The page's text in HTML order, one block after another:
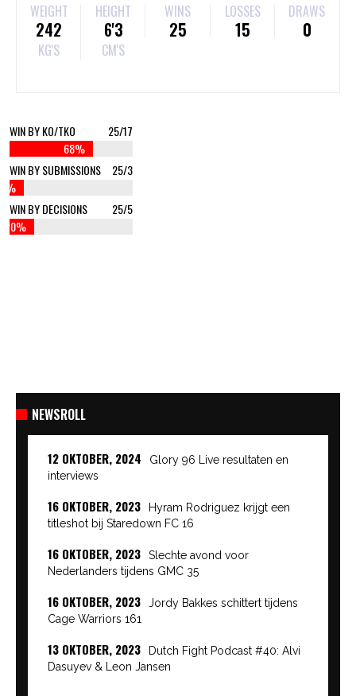
WEIGHT
242
KG'S
HEIGHT
6'3
CM'S
WINS
25
LOSSES
15
DRAWS
0
WIN BY KO/TKO
25/17
68%
WIN BY SUBMISSIONS
25/3
WIN BY DECISIONS
25/5
20%
NEWSROLL
12 OKTOBER, 2024
Glory 96 Live resultaten en
interviews
16 OKTOBER, 2023
Hyram Rodriguez krijgt een
titleshot bij Staredown FC 16
16 OKTOBER, 2023
Slechte avond voor
Nederlanders tijdens GMC 35
16 OKTOBER, 2023
Jordy Bakkes schittert tijdens
Cage Warriors 161
13 OKTOBER, 2023
Dutch Fight Podcast #40: Alvi
Dasuyev & Leon Jansen